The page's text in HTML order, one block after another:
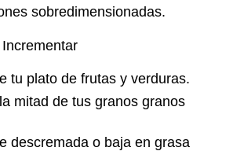
sobredimensionadas.
tu plato de frutas y verduras.
mitad de tus granos granos
descremada o baja en grasa